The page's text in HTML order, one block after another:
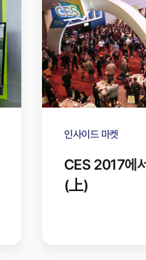
인사이드 마켓
CES 2017에
(上)